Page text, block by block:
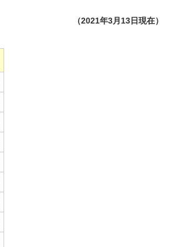
（2021年3月13日現在）